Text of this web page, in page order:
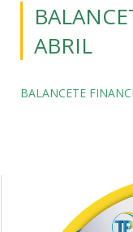
ABRIL
BALANCETE